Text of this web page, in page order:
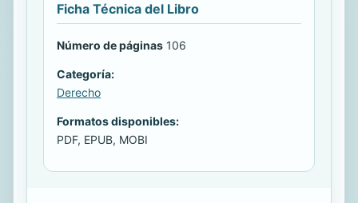
Ficha Técnica del Libro
Número de páginas 106
Categoría:
Derecho
Formatos disponibles:
PDF, EPUB, MOBI